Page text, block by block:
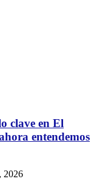
clave en El
entendemos
2026